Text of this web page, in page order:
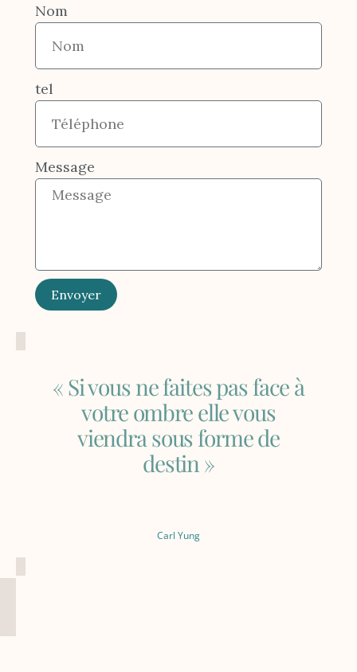
Nom
tel
Message
Envoyer
« Si vous ne faites pas face à
votre ombre elle vous
viendra sous forme de
destin »
Carl Yung